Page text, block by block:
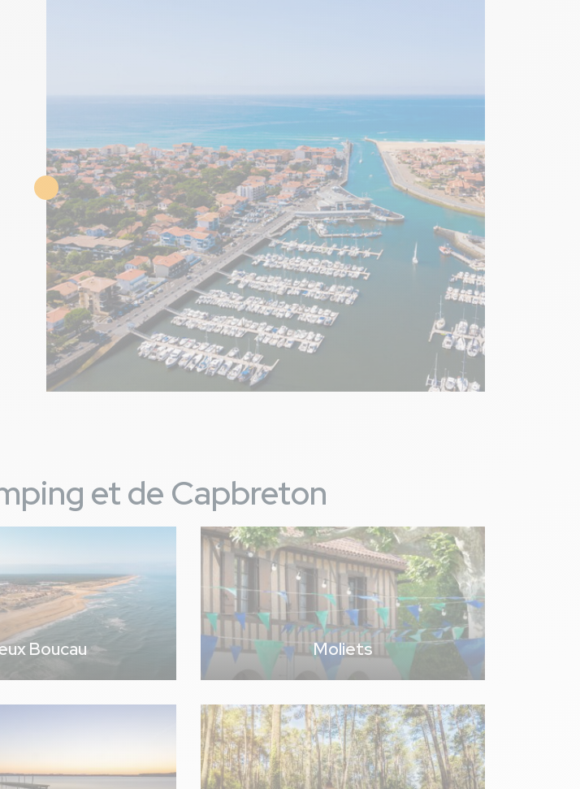
Imagen
et de Capbreton
Boucau Moliets